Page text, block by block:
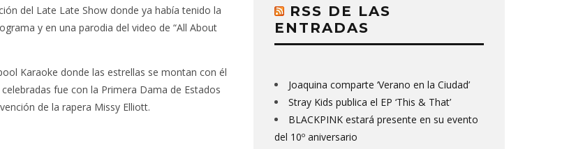
del Late Late Show donde ya había tenido la
y en una parodia del video de “All About
Karaoke donde las estrellas se montan con él
fue con la Primera Dama de Estados
de la rapera Missy Elliott.
RSS DE LAS
ENTRADAS
Joaquina comparte ‘Verano en la Ciudad’
Stray Kids publica el EP ‘This & That’
BLACKPINK estará presente en su evento
del 10º aniversario